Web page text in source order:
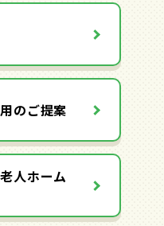
のご提案
人ホーム